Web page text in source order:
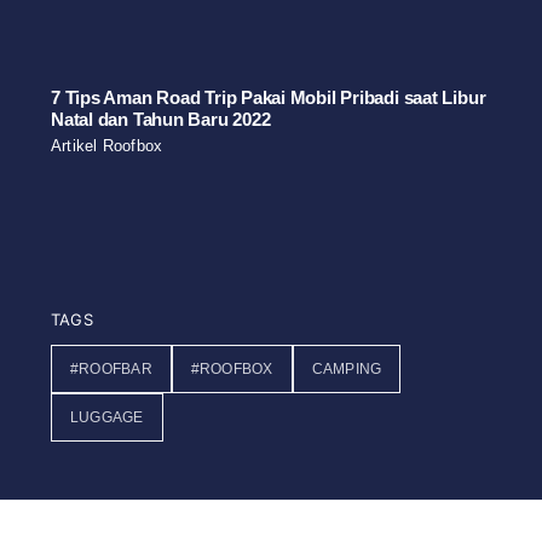
7 Tips Aman Road Trip Pakai Mobil Pribadi saat Libur
Natal dan Tahun Baru 2022
Artikel Roofbox
TAGS
#ROOFBAR #ROOFBOX CAMPING
LUGGAGE